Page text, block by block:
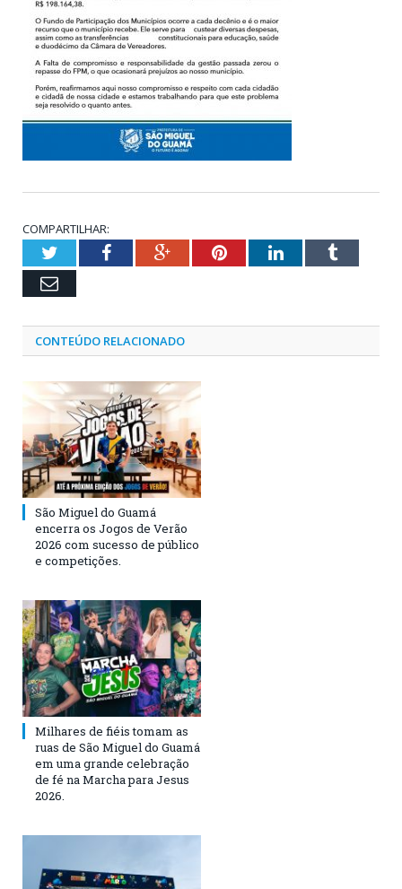
COMPARTILHAR:
TwitterFacebookGoogle+PinterestLinkedInTumblr
Email
CONTEÚDO RELACIONADO
São Miguel do Guamá
encerra os Jogos de Verão
2026 com sucesso de público
e competições.
Milhares de fiéis tomam as
ruas de São Miguel do Guamá
em uma grande celebração
de fé na Marcha para Jesus
2026.